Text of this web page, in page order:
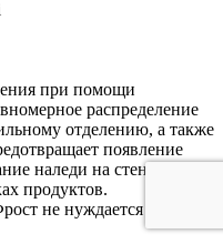
при помощи
распределение
отделению, а также
появление
наледи на стенках
продуктов.
не нуждается